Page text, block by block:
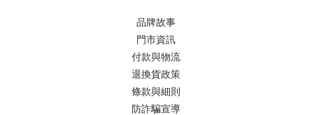
品牌故事
門市資訊
付款與物流
退換貨政策
條款與細則
防詐騙宣導